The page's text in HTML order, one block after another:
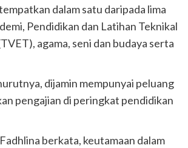
dalam satu daripada lima
Pendidikan dan Latihan Teknikal
agama, seni dan budaya serta
dijamin mempunyai peluang
pengajian di peringkat pendidikan
berkata, keutamaan dalam